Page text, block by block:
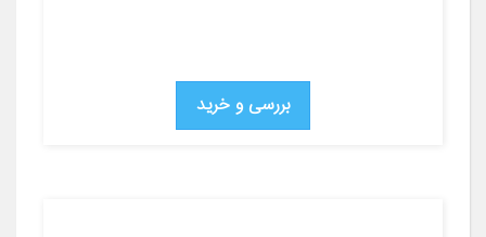
بررسی و خرید